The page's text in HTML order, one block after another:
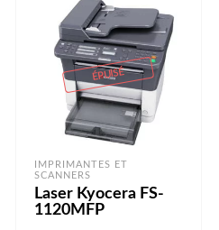
ÉPUISÉ
IMPRIMANTES ET
SCANNERS
Laser Kyocera FS-
1120MFP